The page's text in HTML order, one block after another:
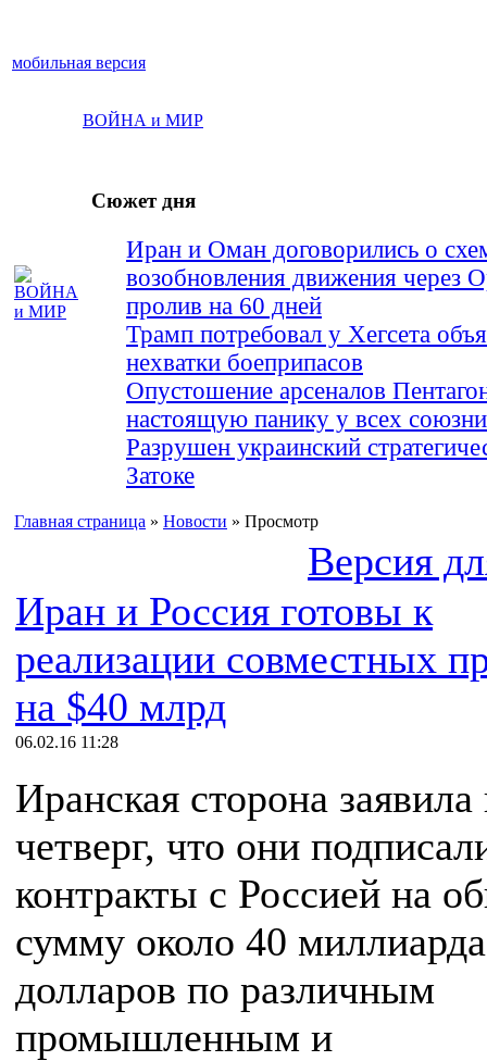
мобильная версия
ВОЙНА и МИР
Сюжет дня
Иран и Оман договорились о
возобновления движения через
пролив на 60 дней
Трамп потребовал у Хегсета
нехватки боеприпасов
Опустошение арсеналов
настоящую панику у всех
Разрушен украинский
Затоке
Главная страница » Новости » Просмотр
Версия
Иран и Россия готовы к
реализации совместных
на $40 млрд
06.02.16 11:28
Иранская сторона заявила
четверг, что они
контракты с Россией на
сумму около 40 миллиарда
долларов по различным
промышленным и